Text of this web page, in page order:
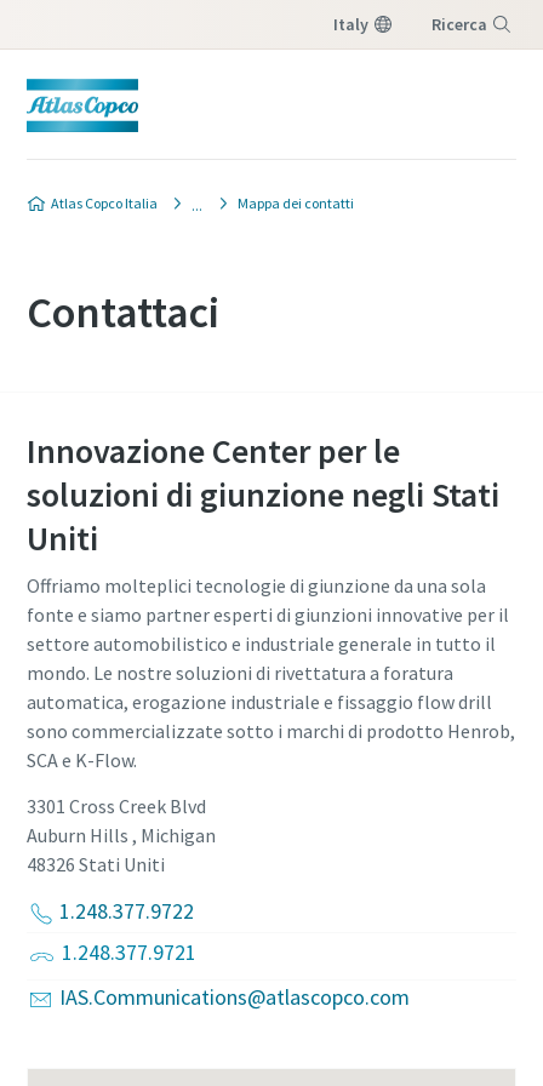
Italy Ricerca
Atlas Copco Italia Mappa dei contatti
Contattaci
Innovazione Center per le
soluzioni di giunzione negli Stati
Uniti
Offriamo molteplici tecnologie di giunzione da una sola
fonte e siamo partner esperti di giunzioni innovative per il
settore automobilistico e industriale generale in tutto il
mondo. Le nostre soluzioni di rivettatura a foratura
automatica, erogazione industriale e fissaggio flow drill
sono commercializzate sotto i marchi di prodotto Henrob,
SCA e K-Flow.
3301 Cross Creek Blvd
Auburn Hills , Michigan
48326 Stati Uniti
1.248.377.9722
1.248.377.9721
IAS.Communications@atlascopco.com